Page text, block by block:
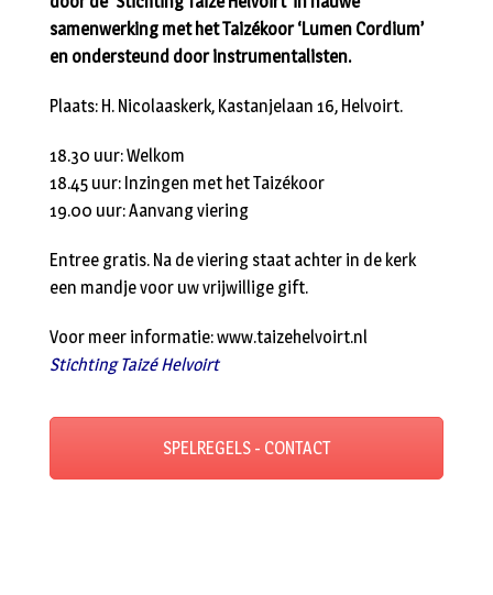
samenwerking met het Taizékoor ‘Lumen Cordium’
en ondersteund door instrumentalisten.
Plaats: H. Nicolaaskerk, Kastanjelaan 16, Helvoirt.
18.30 uur: Welkom
18.45 uur: Inzingen met het Taizékoor
19.00 uur: Aanvang viering
Entree gratis. Na de viering staat achter in de kerk
een mandje voor uw vrijwillige gift.
Voor meer informatie: www.taizehelvoirt.nl
Stichting Taizé Helvoirt
SPELREGELS - CONTACT